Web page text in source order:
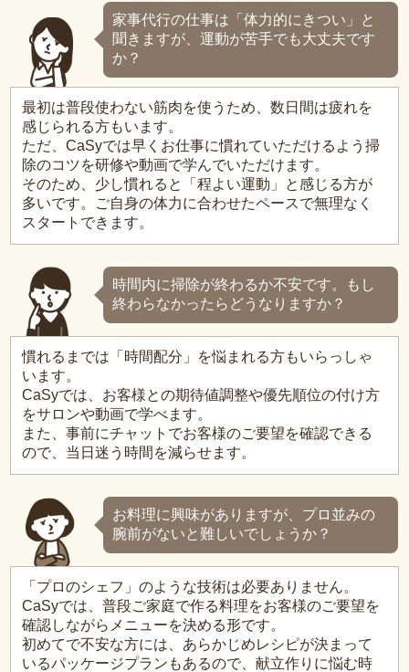
家事代行の仕事は「体力的にきつい」と
聞きますが、運動が苦手でも大丈夫です
か？
最初は普段使わない筋肉を使うため、数日間は疲れを
感じられる方もいます。
ただ、CaSyでは早くお仕事に慣れていただけるよう掃
除のコツを研修や動画で学んでいただけます。
そのため、少し慣れると「程よい運動」と感じる方が
多いです。ご自身の体力に合わせたペースで無理なく
スタートできます。
時間内に掃除が終わるか不安です。もし
終わらなかったらどうなりますか？
慣れるまでは「時間配分」を悩まれる方もいらっしゃ
います。
CaSyでは、お客様との期待値調整や優先順位の付け方
をサロンや動画で学べます。
また、事前にチャットでお客様のご要望を確認できる
ので、当日迷う時間を減らせます。
お料理に興味がありますが、プロ並みの
腕前がないと難しいでしょうか？
「プロのシェフ」のような技術は必要ありません。
CaSyでは、普段ご家庭で作る料理をお客様のご要望を
確認しながらメニューを決める形です。
初めてで不安な方には、あらかじめレシピが決まって
いるパッケージプランもあるので、献立作りに悩む時